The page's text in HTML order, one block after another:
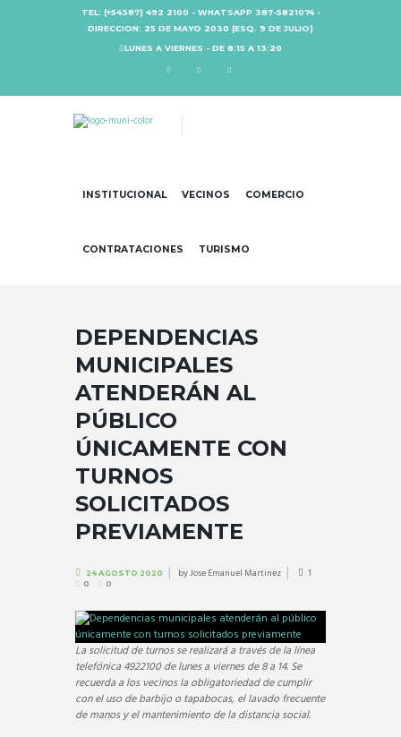
TEL: (+54387) 492 2100 - WHATSAPP 387-5821074 -
DIRECCION: 25 DE MAYO 2030 (ESQ. 9 DE JULIO)
LUNES A VIERNES - DE 8:15 A 13:20
INSTITUCIONAL VECINOS COMERCIO
CONTRATACIONES TURISMO
DEPENDENCIAS
MUNICIPALES
ATENDERÁN AL
PÚBLICO
ÚNICAMENTE CON
TURNOS
SOLICITADOS
PREVIAMENTE
24 AGOSTO 2020 byJose Emanuel Martinez 1
0 0
La solicitud de turnos se realizará a través de la línea
telefónica 4922100 de lunes a viernes de 8 a 14. Se
recuerda a los vecinos la obligatoriedad de cumplir
con el uso de barbijo o tapabocas, el lavado frecuente
de manos y el mantenimiento de la distancia social.